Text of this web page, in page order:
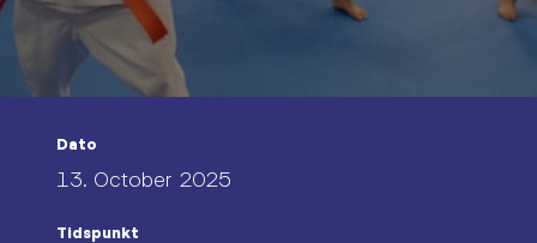
Dato
13. October 2025
Tidspunkt